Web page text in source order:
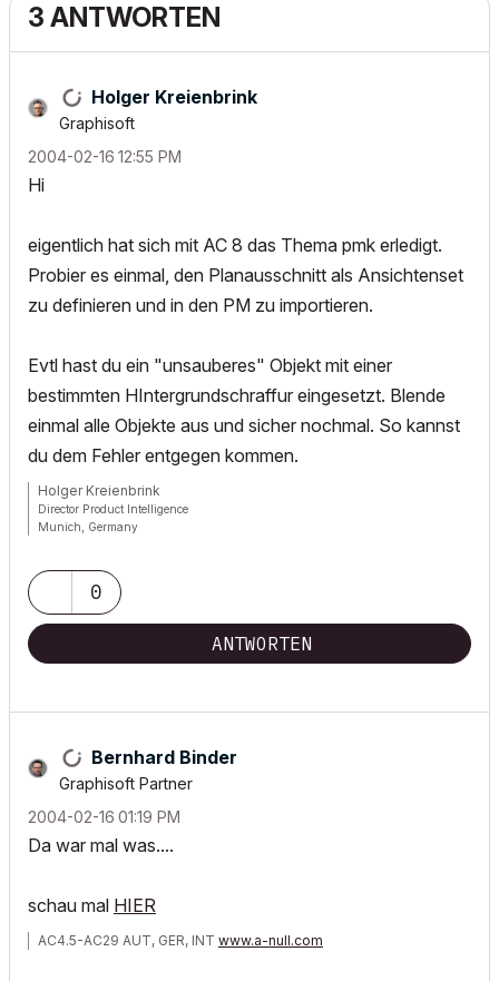
3 ANTWORTEN
Holger Kreienbrink
Graphisoft
‎2004-02-16 12:55 PM
Hi
eigentlich hat sich mit AC 8 das Thema pmk erledigt.
Probier es einmal, den Planausschnitt als Ansichtenset
zu definieren und in den PM zu importieren.
Evtl hast du ein "unsauberes" Objekt mit einer
bestimmten HIntergrundschraffur eingesetzt. Blende
einmal alle Objekte aus und sicher nochmal. So kannst
du dem Fehler entgegen kommen.
Holger Kreienbrink
Director Product Intelligence
Munich, Germany
0
ANTWORTEN
Bernhard Binder
Graphisoft Partner
‎2004-02-16 01:19 PM
Da war mal was....
schau mal HIER
AC4.5-AC29 AUT, GER, INT www.a-null.com